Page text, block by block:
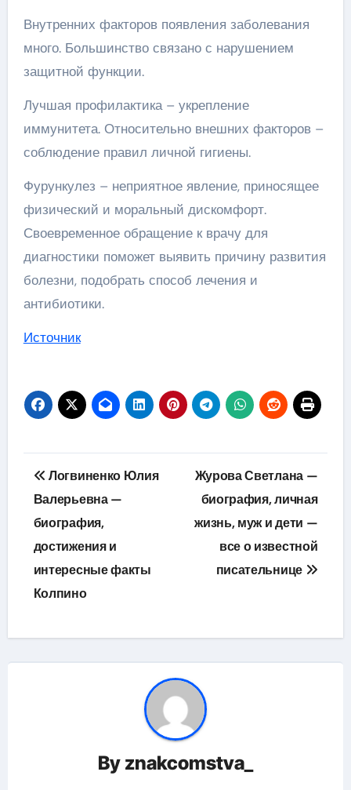
Внутренних факторов появления заболевания
много. Большинство связано с нарушением
защитной функции.
Лучшая профилактика – укрепление
иммунитета. Относительно внешних факторов –
соблюдение правил личной гигиены.
Фурункулез – неприятное явление, приносящее
физический и моральный дискомфорт.
Своевременное обращение к врачу для
диагностики поможет выявить причину развития
болезни, подобрать способ лечения и
антибиотики.
Источник
Навигация
по
записям
Логвиненко Юлия
Валерьевна —
биография,
достижения и
интересные факты
Колпино
Журова Светлана —
биография, личная
жизнь, муж и дети —
все о известной
писательнице
By znakcomstva_